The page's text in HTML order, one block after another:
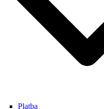
Platba